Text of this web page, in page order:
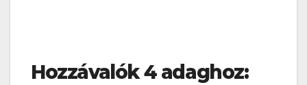
Hozzávalók 4 adaghoz: